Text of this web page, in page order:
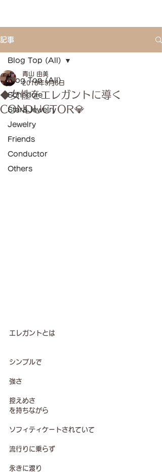
記事
Blog Top (All)
Schedule
Star&Jewelry
Jewelry
Friends
Conductor
Others
Blog Top (All)
◆女性をエレガントに導く
CONDUCTOR💎
青山 由美
2018年9月6日
エレガントとは
シンプルで
強さ
控えめさ
を持ちながら
ソフィティケートされていて
流行りに乗らず
永きに渡り